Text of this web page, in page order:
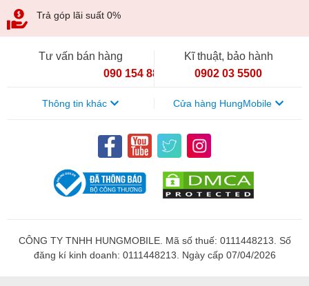
Trả góp lãi suất 0%
Tư vấn bán hàng
090 154 8866
Kĩ thuật, bảo hành
0902 03 5500
Thông tin khác Cửa hàng HungMobile
CÔNG TY TNHH HUNGMOBILE. Mã số thuế: 0111448213. Số
đăng kí kinh doanh: 0111448213. Ngày cấp 07/04/2026